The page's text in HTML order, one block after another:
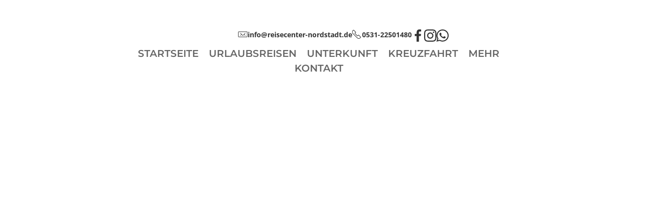
info@reisecenter-nordstadt.de 0531-22501480
STARTSEITE URLAUBSREISEN UNTERKUNFT KREUZFAHRT
MEHR
KONTAKT